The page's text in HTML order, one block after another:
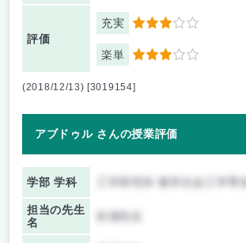
評価
充実 3
楽単 3
(2018/12/13) [3019154]
アブドゥル さんの授業評価
学部 学科 工学研究科 都市社会工学専攻
担当の先生
名